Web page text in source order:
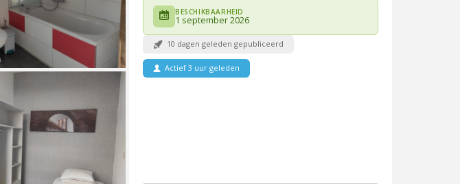
BESCHIKBAARHEID
1 september 2026
10 dagen geleden gepubliceerd
Actief 3 uur geleden